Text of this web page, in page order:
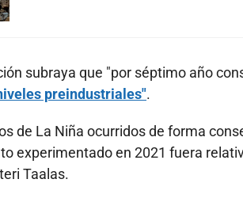
subraya que "por séptimo año
preindustriales".
de La Niña ocurridos de forma
experimentado en 2021 fuera
Taalas.